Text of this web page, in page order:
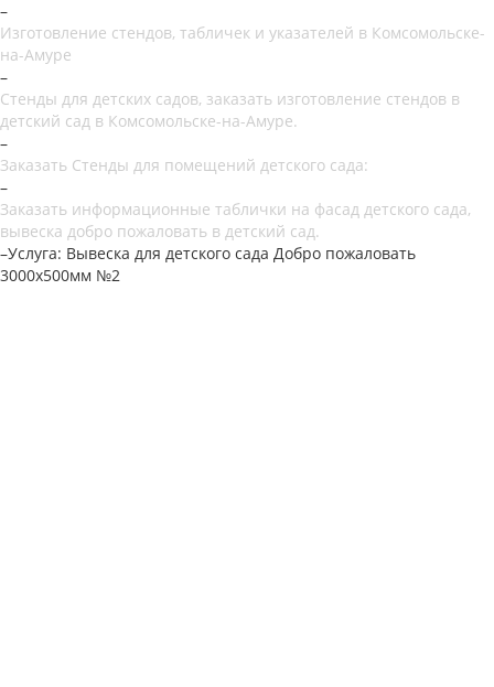
–
Изготовление стендов, табличек и указателей в Комсомольске-
на-Амуре
–
Стенды для детских садов, заказать изготовление стендов в
детский сад в Комсомольске-на-Амуре.
–
Заказать Стенды для помещений детского сада:
–
Заказать информационные таблички на фасад детского сада,
вывеска добро пожаловать в детский сад.
–Услуга: Вывеска для детского сада Добро пожаловать
3000х500мм №2